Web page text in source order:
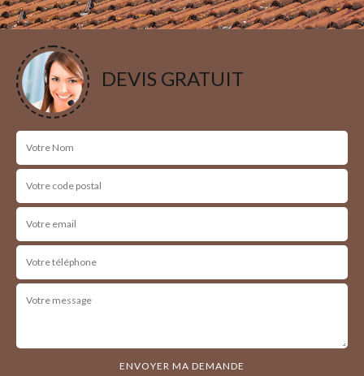
DEVIS GRATUIT